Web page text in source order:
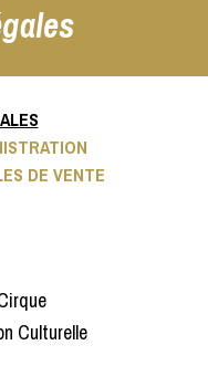
DE VENTE
Culturelle